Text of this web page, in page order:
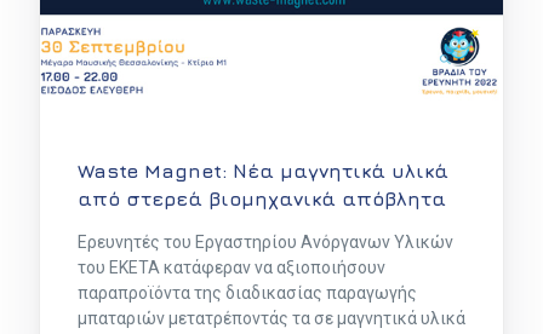
Waste Magnet: Νέα μαγνητικά υλικά
από στερεά βιομηχανικά απόβλητα
Ερευνητές του Εργαστηρίου Ανόργανων Υλικών
του ΕΚΕΤΑ κατάφεραν να αξιοποιήσουν
παραπροϊόντα της διαδικασίας παραγωγής
μπαταριών μετατρέποντάς τα σε μαγνητικά υλικά